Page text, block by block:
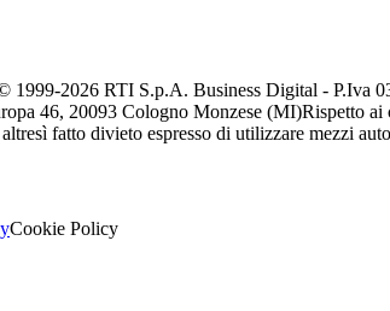
1999-2026 RTI S.p.A. Business Digital - P.Iva
46, 20093 Cologno Monzese (MI)Rispetto ai
fatto divieto espresso di utilizzare mezzi
Cookie Policy